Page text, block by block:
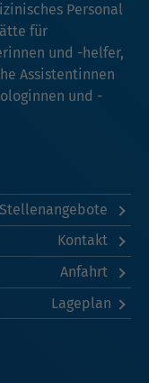
Personal
für
und -helfer,
Assistentinnen
und -
Stellenangebote
Kontakt
Anfahrt
Lageplan